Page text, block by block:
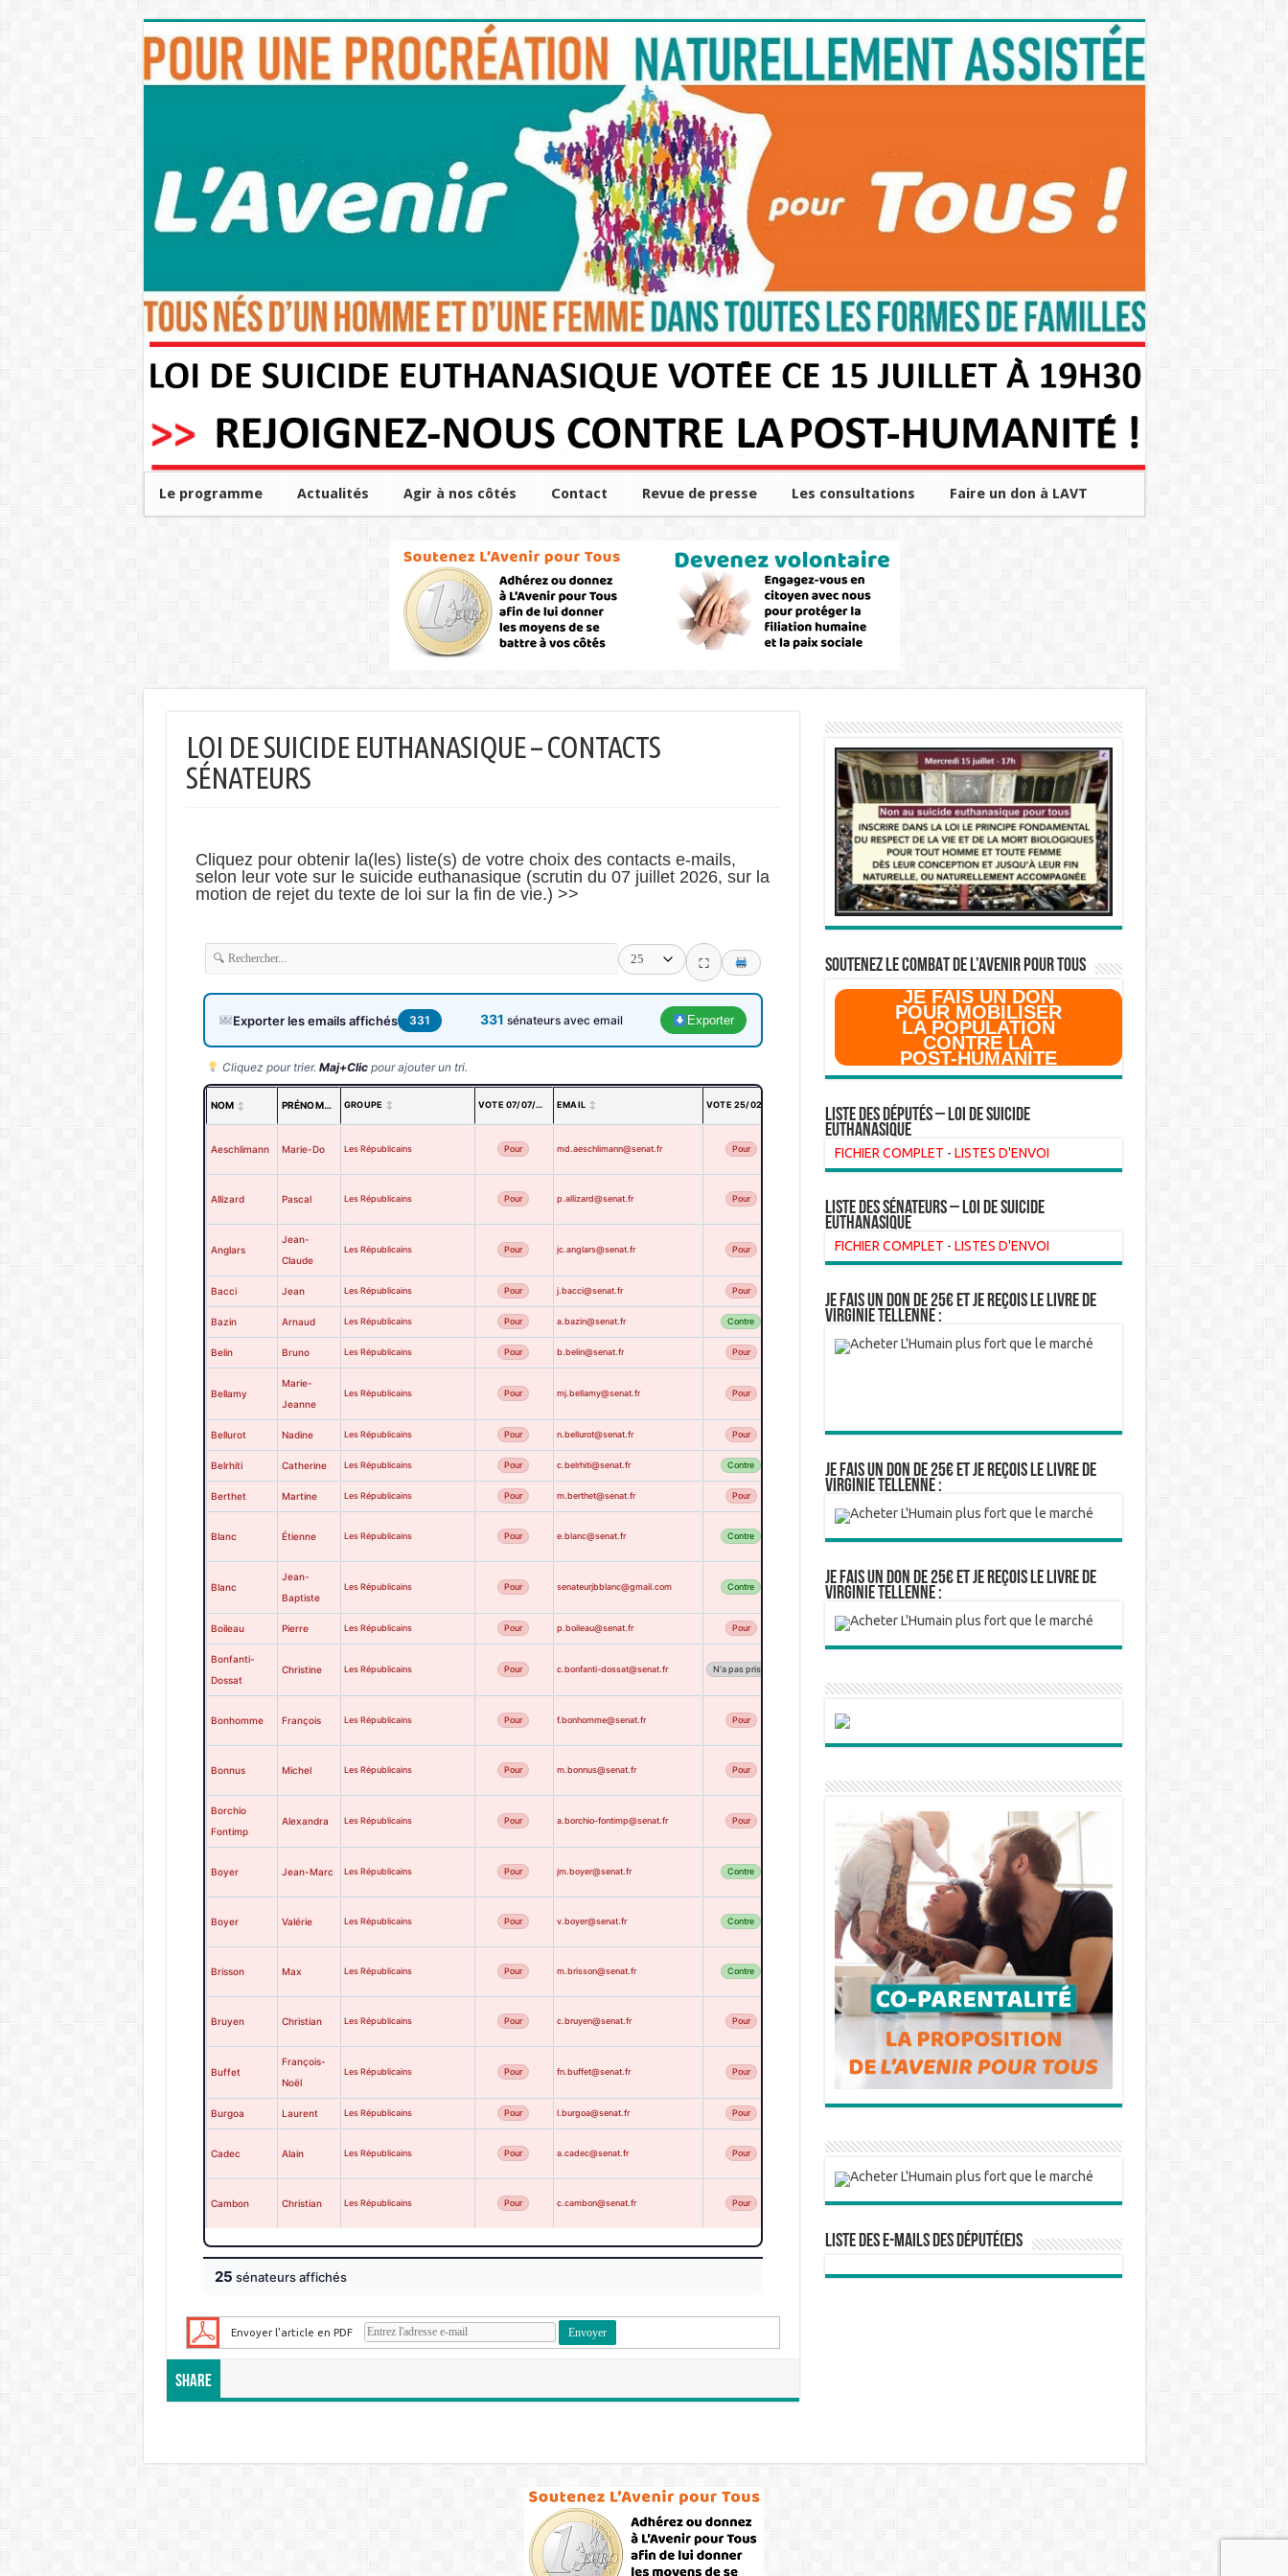
Le programme Actualités Agir à nos côtés Contact Revue de presse Les consultations Faire un don à LAVT
LOI DE SUICIDE EUTHANASIQUE – CONTACTS
SÉNATEURS
Cliquez pour obtenir la(les) liste(s) de votre choix des contacts e-mails,
selon leur vote sur le suicide euthanasique (scrutin du 07 juillet 2026, sur la
motion de rejet du texte de loi sur la fin de vie.) >>
⛶
Exporter les emails affichés 331 331 sénateurs avec email Exporter
Cliquez pour trier.Maj+Clic pour ajouter un tri.
NOM PRÉNOM GROUPE VOTE 07/07/26 EMAIL VOTE 06/06/24
Aeschlimann Marie-Do Les Républicains Pour md.aeschlimann@senat.fr Pour ABSENT ABSENT
chlimann
Allizard Pascal Les Républicains Pour p.allizard@senat.fr Pour ABSENT ABSENT
ascal
Anglars
Jean-
Claude
Les Républicains Pour jc.anglars@senat.fr Pour ABSENT ABSENT
s
Bacci Jean Les Républicains Pour j.bacci@senat.fr Pour
Bazin Arnaud Les Républicains Pour a.bazin@senat.fr Contre ABSENT ABSENT
Belin Bruno Les Républicains Pour b.belin@senat.fr Pour ABSENT -
Bellamy
Marie-
Jeanne
Les Républicains Pour mj.bellamy@senat.fr Pour
Bellurot Nadine Les Républicains Pour n.bellurot@senat.fr Pour ABSENT ABSENT -
Belrhiti Catherine Les Républicains Pour c.belrhiti@senat.fr Contre ABSENT ABSENT -
Berthet Martine Les Républicains Pour m.berthet@senat.fr Pour
Blanc Étienne Les Républicains Pour e.blanc@senat.fr Contre
Blanc
Jean-
Baptiste
Les Républicains Pour senateurjbblanc@gmail.com Contre ABSENT ABSENT -
Boileau Pierre Les Républicains Pour p.boileau@senat.fr Pour ABSENT -
Bonfanti-
Dossat
Christine Les Républicains Pour c.bonfanti-dossat@senat.fr N'a pas pris part
Bonhomme François Les Républicains Pour f.bonhomme@senat.fr Pour
Bonnus Michel Les Républicains Pour m.bonnus@senat.fr Pour
nnus
Borchio
Fontimp
Alexandra Les Républicains Pour a.borchio-fontimp@senat.fr Pour ABSENT
@alexndra
borchio
Boyer Jean-Marc Les Républicains Pour jm.boyer@senat.fr Contre ABSENT ABSENT
@BoyerJ_
M
Boyer Valérie Les Républicains Pour v.boyer@senat.fr Contre ABSENT
@valeriebo
yer13
Brisson Max Les Républicains Pour m.brisson@senat.fr Contre ABSENT
@max_bris
son
Bruyen Christian Les Républicains Pour c.bruyen@senat.fr Pour ABSENT ABSENT
@Christian
Bruyen
Buffet
François-
Noël
Les Républicains Pour fn.buffet@senat.fr Pour ABSENT
@fnb_offici
Burgoa Laurent Les Républicains Pour l.burgoa@senat.fr Pour
Cadec Alain Les Républicains Pour a.cadec@senat.fr Pour ABSENT ABSENT
@AlainCad
Cambon Christian Les Républicains Pour c.cambon@senat.fr Pour ABSENT ABSENT
25 sénateursaffichés
Envoyer l'article en PDF
Share
SOUTENEZ LE COMBAT DE L’AVenir pour Tous
JE FAIS UN DON
POUR MOBILISER
LA POPULATION
CONTRE LA
POST-HUMANITE
Liste des Députés – Loi de suicide
euthanasique
FICHIER COMPLET - LISTES D'ENVOI
liste des sénateurs – loi de suicide
euthanasique
FICHIER COMPLET - LISTES D'ENVOI
Je fais un don de 25€ et je reçois le livre de
Virginie Tellenne :
Je fais un don de 25€ et je reçois le livre de
Virginie Tellenne :
Je fais un don de 25€ et je reçois le livre de
Virginie Tellenne :
Liste des e-mails des député(e)s